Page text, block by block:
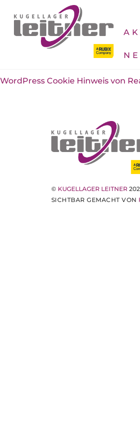
content
WordPress Cookie Hinweis von
© KUGELLAGER LEITNER
SICHTBAR GEMACHT VON